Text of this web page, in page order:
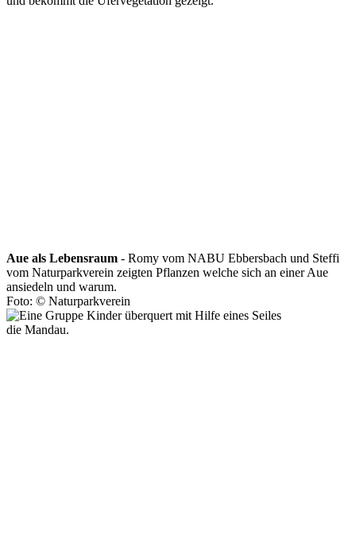
Aue als Lebensraum - Romy vom NABU Ebbersbach und Steffi
vom Naturparkverein zeigten Pflanzen welche sich an einer Aue
ansiedeln und warum.
Foto: © Naturparkverein